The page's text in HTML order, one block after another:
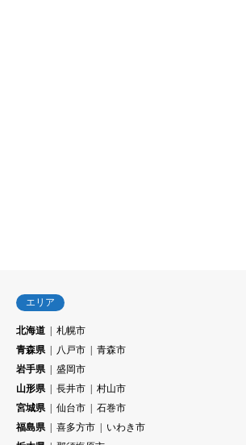
エリア
北海道
札幌市
青森県
八戸市
青森市
岩手県
盛岡市
山形県
長井市
村山市
宮城県
仙台市
石巻市
福島県
喜多方市
いわき市